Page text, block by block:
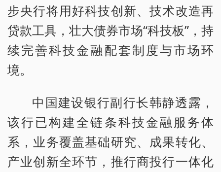
步央行将用好科技创新、技术改造再
贷款工具，壮大债券市场“科技板”，持
续完善科技金融配套制度与市场环
境。
中国建设银行副行长韩静透露，
该行已构建全链条科技金融服务体
系，业务覆盖基础研究、成果转化、
产业创新全环节，推行商投行一体化